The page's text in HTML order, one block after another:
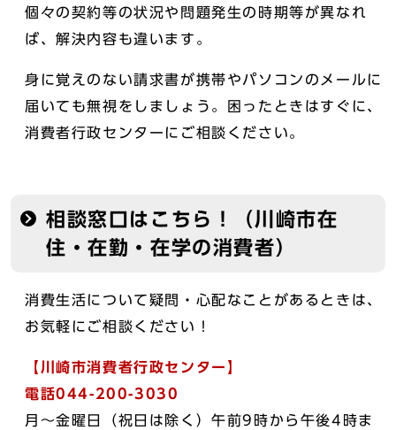
個々の契約等の状況や問題発生の時期等が異なれ
ば、解決内容も違います。
身に覚えのない請求書が携帯やパソコンのメールに
届いても無視をしましょう。困ったときはすぐに、
消費者行政センターにご相談ください。
相談窓口はこちら！（川崎市在
住・在勤・在学の消費者）
消費生活について疑問・心配なことがあるときは、
お気軽にご相談ください！
【川崎市消費者行政センター】
電話044-200-3030
月～金曜日（祝日は除く）午前9時から午後4時ま